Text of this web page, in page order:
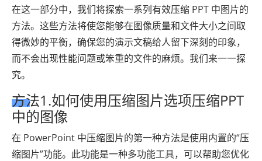
在这一部分中，我们将探索一系列有效压缩 PPT 中图片的
方法。这些方法将使您能够在图像质量和文件大小之间取
得微妙的平衡，确保您的演示文稿给人留下深刻的印象，
而不会出现性能问题或笨重的文件的麻烦。我们来一一探
究。
方法1.如何使用压缩图片选项压缩PPT
中的图像
在 PowerPoint 中压缩图片的第一种方法是使用内置的“压
缩图片”功能。此功能是一种多功能工具，可以帮助您优化